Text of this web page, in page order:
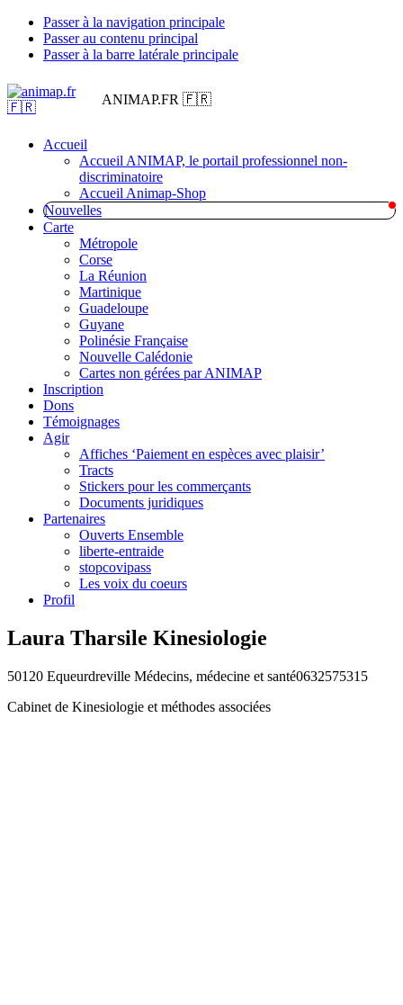
Passer à la navigation principale
Passer au contenu principal
Passer à la barre latérale principale
ANIMAP.FR 🇫🇷
Accueil
Accueil ANIMAP, le portail professionnel non-
discriminatoire
Accueil Animap-Shop
Nouvelles
Carte
Métropole
Corse
La Réunion
Martinique
Guadeloupe
Guyane
Polinésie Française
Nouvelle Calédonie
Cartes non gérées par ANIMAP
Inscription
Dons
Témoignages
Agir
Affiches ‘Paiement en espèces avec plaisir’
Tracts
Stickers pour les commerçants
Documents juridiques
Partenaires
Ouverts Ensemble
liberte-entraide
stopcovipass
Les voix du coeurs
Profil
Laura Tharsile Kinesiologie
50120 Equeurdreville Médecins, médecine et santé0632575315
Cabinet de Kinesiologie et méthodes associées